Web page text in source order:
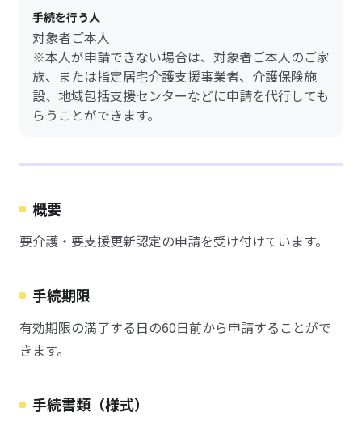
手続を行う人
対象者ご本人
※本人が申請できない場合は、対象者ご本人のご家
族、または指定居宅介護支援事業者、介護保険施
設、地域包括支援センターなどに申請を代行しても
らうことができます。
概要
要介護・要支援更新認定の申請を受け付けています。
手続期限
有効期限の満了する日の60日前から申請することがで
きます。
手続書類（様式）